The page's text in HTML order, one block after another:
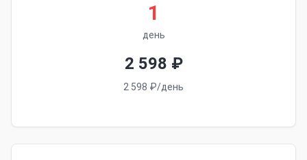
1
день
2 598 ₽
2 598 ₽/день